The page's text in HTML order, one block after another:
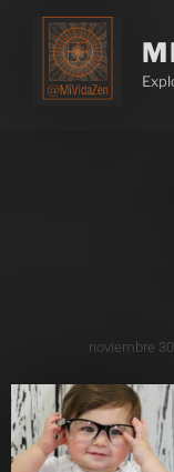
noviembre